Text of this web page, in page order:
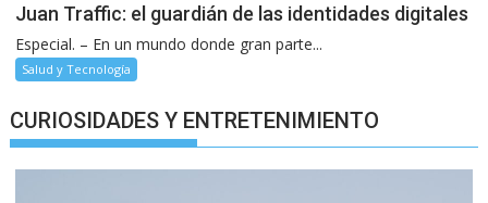
Juan Traffic: el guardián de las identidades digitales
Especial. – En un mundo donde gran parte...
Salud y Tecnología
CURIOSIDADES Y ENTRETENIMIENTO